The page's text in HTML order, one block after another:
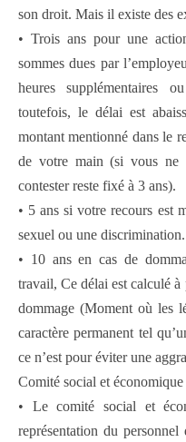
son droit. Mais il existe des
• Trois ans pour une
sommes dues par
heures supplémentaires
toutefois, le délai est
montant mentionné dans le
de votre main (si vous ne
contester reste fixé à 3 ans).
• 5 ans si votre recours est
sexuel ou une discrimination.
• 10 ans en cas de
travail, Ce délai est calculé
dommage (Moment où les
caractère permanent tel
ce n’est pour éviter une
Comité social et
• Le comité social et
représentation du personnel